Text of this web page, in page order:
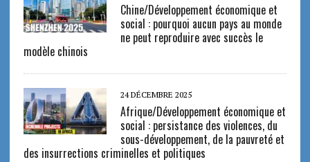
Chine/Développement économique et
social : pourquoi aucun pays au monde
ne peut reproduire avec succès le
modèle chinois
24 DÉCEMBRE 2025
Afrique/Développement économique et
social : persistance des violences, du
sous-développement, de la pauvreté et
des insurrections criminelles et politiques